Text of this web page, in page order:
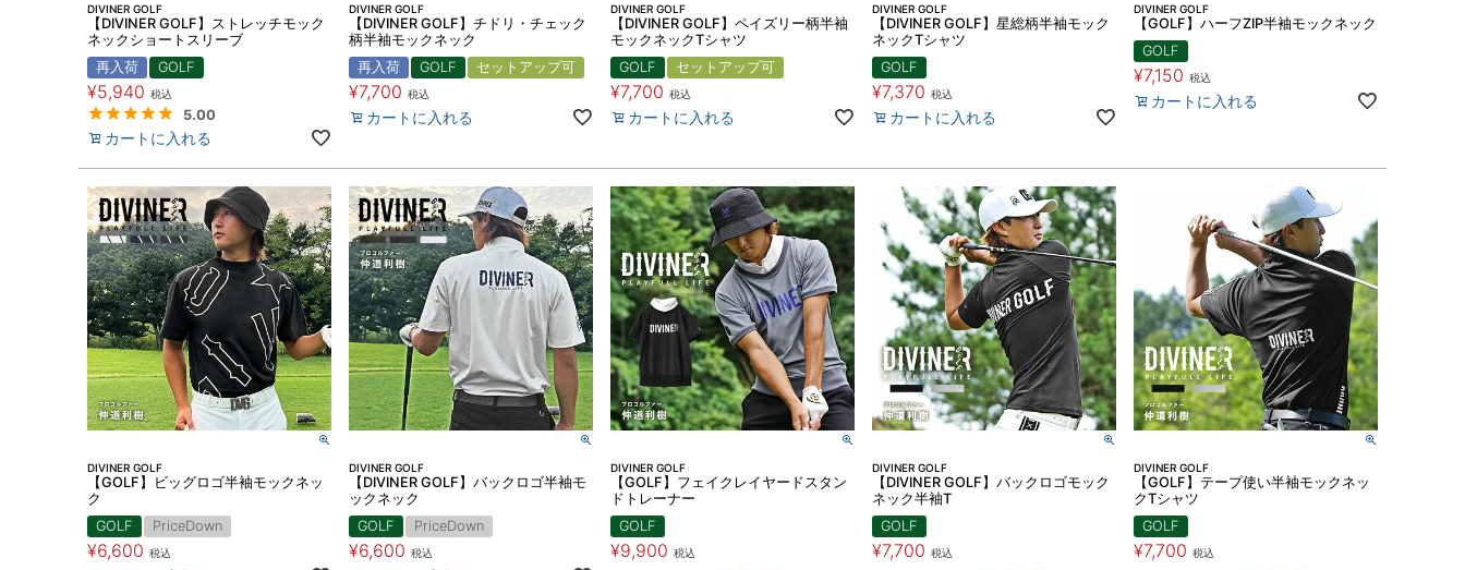
DIVINER GOLF
【DIVINER GOLF】ストレッチモック
ネックショートスリーブ
再入荷
GOLF
¥5,940 税込
5.00
カートに入れる
DIVINER GOLF
【DIVINER GOLF】チドリ・チェック
柄半袖モックネック
再入荷
GOLF セットアップ可
¥7,700 税込
カートに入れる
DIVINER GOLF
【DIVINER GOLF】ペイズリー柄半袖
モックネックTシャツ
GOLF
セットアップ可
¥7,700 税込
カートに入れる
DIVINER GOLF
【DIVINER GOLF】星総柄半袖モック
ネックTシャツ
GOLF
¥7,370 税込
カートに入れる
DIVINER GOLF
【GOLF】ハーフZIP半袖モックネック
GOLF
¥7,150 税込
カートに入れる
DIVINER GOLF
【GOLF】ビッグロゴ半袖モックネッ
ク
GOLF
PriceDown
¥6,600 税込
DIVINER GOLF
【DIVINER GOLF】バックロゴ半袖モ
ックネック
GOLF
PriceDown
¥6,600 税込
DIVINER GOLF
【GOLF】フェイクレイヤードスタン
ドトレーナー
GOLF
¥9,900 税込
DIVINER GOLF
【DIVINER GOLF】バックロゴモック
ネック半袖T
GOLF
¥7,700 税込
DIVINER GOLF
【GOLF】テープ使い半袖モックネッ
クTシャツ
GOLF
¥7,700 税込